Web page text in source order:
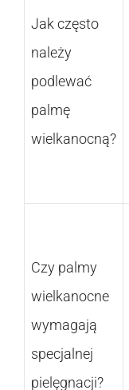
Jak często
należy
podlewać
palmę
wielkanocną?
Czy palmy
wielkanocne
wymagają
specjalnej
pielęgnacji?